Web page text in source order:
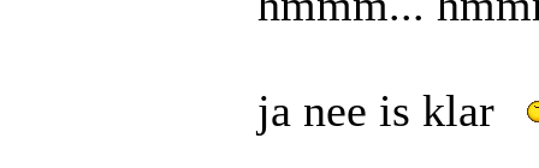
ja nee is klar